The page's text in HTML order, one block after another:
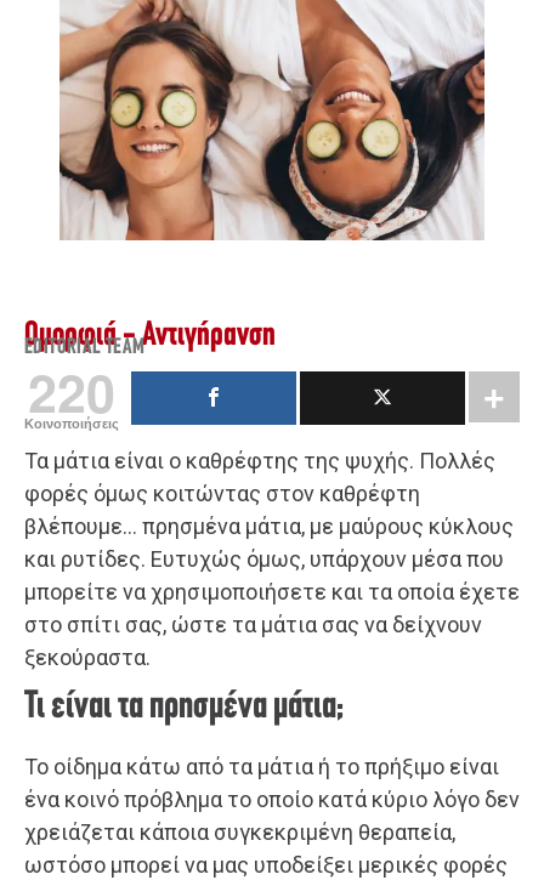
Ομορφιά - Αντιγήρανση
EDITORIAL TEAM
220
Κοινοποιήσεις
Τα μάτια είναι ο καθρέφτης της ψυχής. Πολλές
φορές όμως κοιτώντας στον καθρέφτη
βλέπουμε… πρησμένα μάτια, με μαύρους κύκλους
και ρυτίδες. Ευτυχώς όμως, υπάρχουν μέσα που
μπορείτε να χρησιμοποιήσετε και τα οποία έχετε
στο σπίτι σας, ώστε τα μάτια σας να δείχνουν
ξεκούραστα.
Τι είναι τα πρησμένα μάτια;
Το οίδημα κάτω από τα μάτια ή το πρήξιμο είναι
ένα κοινό πρόβλημα το οποίο κατά κύριο λόγο δεν
χρειάζεται κάποια συγκεκριμένη θεραπεία,
ωστόσο μπορεί να μας υποδείξει μερικές φορές